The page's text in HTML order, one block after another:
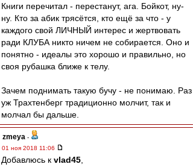
Книги перечитал - перестанут, ага. Бойкот, ну-
ну. Кто за абик трясётся, кто ещё за что - у
каждого свой ЛИЧНЫЙ интерес и жертвовать
ради КЛУБА никто ничем не собирается. Оно и
понятно - идеалы это хорошо и правильно, но
своя рубашка ближе к телу.
Зачем поднимать такую бучу - не понимаю. Раз
уж Трахтенберг традиционно молчит, так и
молчал бы дальше.
zmeya -
01 ноя 2018 11:06
Добавлюсь к vlad45